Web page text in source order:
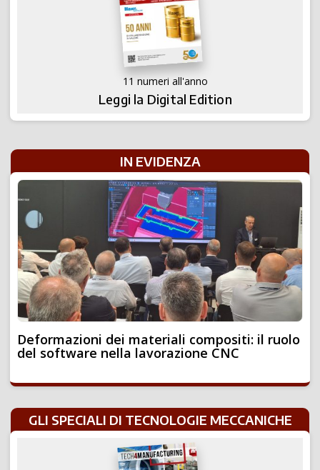
11 numeri all'anno
Leggi la Digital Edition
IN EVIDENZA
Deformazioni dei materiali compositi: il ruolo
del software nella lavorazione CNC
GLI SPECIALI DI TECNOLOGIE MECCANICHE